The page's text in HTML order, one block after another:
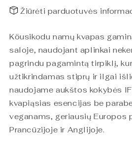
Žiūrėti parduotuvės
Köusikodu namų kvapas
saloje, naudojant aplinkai
pagrindu pagamintą tirpiklį,
užtikrindamas stiprų ir ilgai
naudojame aukštos kokybės
kvapiąsias esencijas be
veganams, geriausių Europos
Prancūzijoje ir Anglijoje.